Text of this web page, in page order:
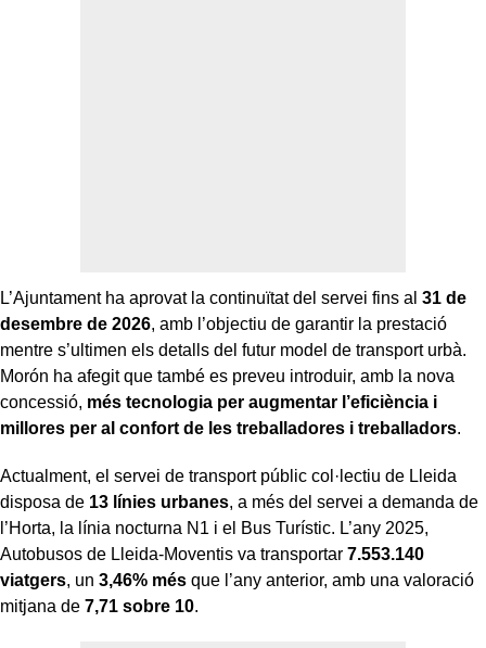
L’Ajuntament ha aprovat la continuïtat del servei fins al 31 de
desembre de 2026, amb l’objectiu de garantir la prestació
mentre s’ultimen els detalls del futur model de transport urbà.
Morón ha afegit que també es preveu introduir, amb la nova
concessió, més tecnologia per augmentar l’eficiència i
millores per al confort de les treballadores i treballadors.
Actualment, el servei de transport públic col·lectiu de Lleida
disposa de 13 línies urbanes, a més del servei a demanda de
l’Horta, la línia nocturna N1 i el Bus Turístic. L’any 2025,
Autobusos de Lleida-Moventis va transportar 7.553.140
viatgers, un 3,46% més que l’any anterior, amb una valoració
mitjana de 7,71 sobre 10.